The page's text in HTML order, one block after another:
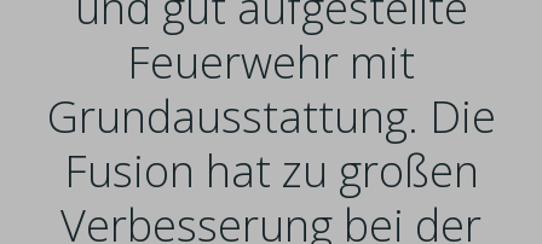
Feuerwehr mit
Grundausstattung. Die
Fusion hat zu großen
Verbesserung bei der